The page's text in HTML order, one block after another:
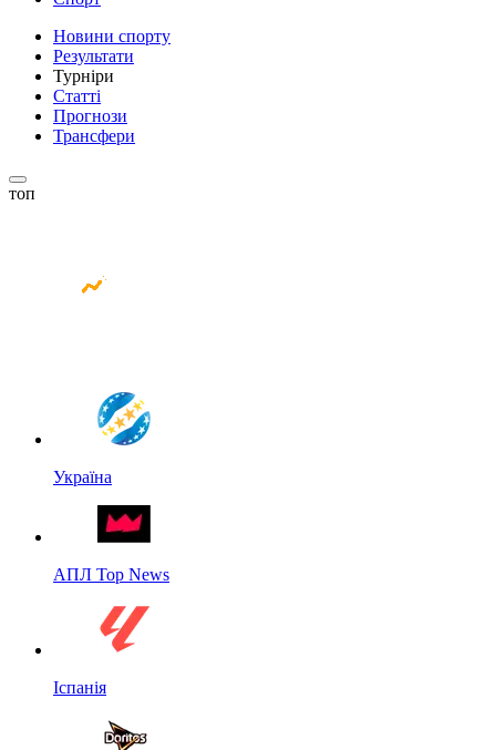
Новини спорту
Результати
Турніри
Статті
Прогнози
Трансфери
топ
Україна
АПЛ Top News
Іспанія